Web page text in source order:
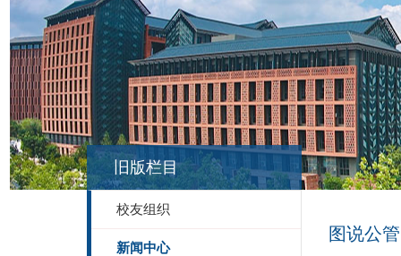
旧版栏目
校友组织
新闻中心
图说公管